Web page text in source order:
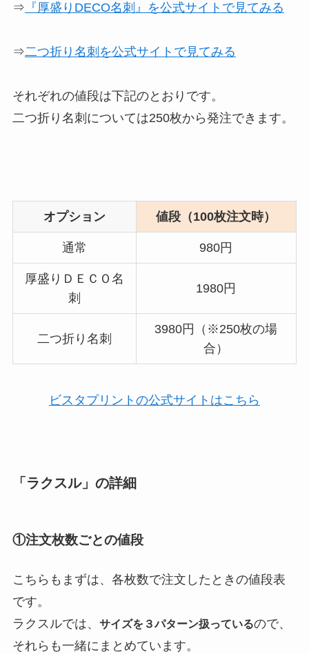
⇒ 『厚盛りDECO名刺』を公式サイトで見てみる
⇒二つ折り名刺を公式サイトで見てみる
それぞれの値段は下記のとおりです。
二つ折り名刺については250枚から発注できます。
オプション 値段（100枚注文時）
通常 980円
厚盛りＤＥＣＯ名
刺
1980円
二つ折り名刺
3980円（※250枚の場
合）
ビスタプリントの公式サイトはこちら
「ラクスル」の詳細
①注文枚数ごとの値段
こちらもまずは、各枚数で注文したときの値段表
です。
ラクスルでは、 サイズを３パターン扱っているので、
それらも一緒にまとめています。